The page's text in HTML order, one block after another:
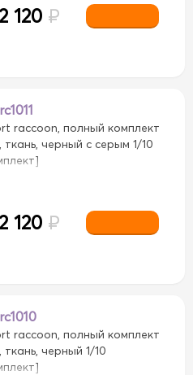
2 120 ₽
rc1011
raccoon, полный комплект
черный с серым 1/10
2 120 ₽
rc1010
raccoon, полный комплект
черный 1/10